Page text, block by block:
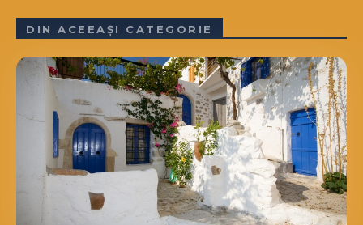
DIN ACEEAȘI CATEGORIE